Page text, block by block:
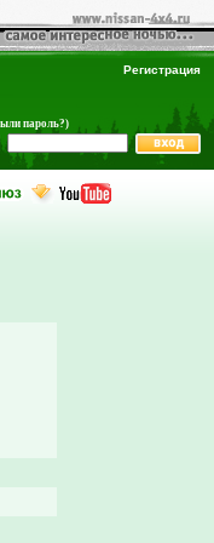
Регистрация
пароль?)